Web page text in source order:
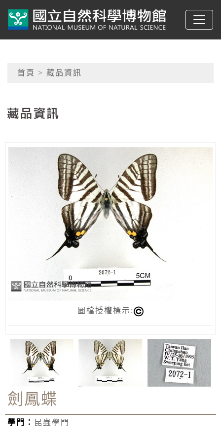
典藏網-國立自然科學
網頁導覽
首頁 > 藏品資訊
圖檔授權標示:
劍鳳蝶
學門： 昆蟲學門